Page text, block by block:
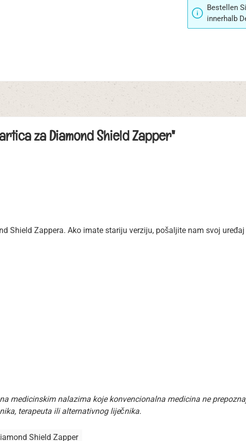
Bestellen
innerhalb
za Diamond Shield Zapper"
Shield Zappera. Ako imate stariju verziju, pošaljite nam svoj
medicinskim nalazima koje konvencionalna medicina ne
terapeuta ili alternativnog liječnika.
Shield Zapper